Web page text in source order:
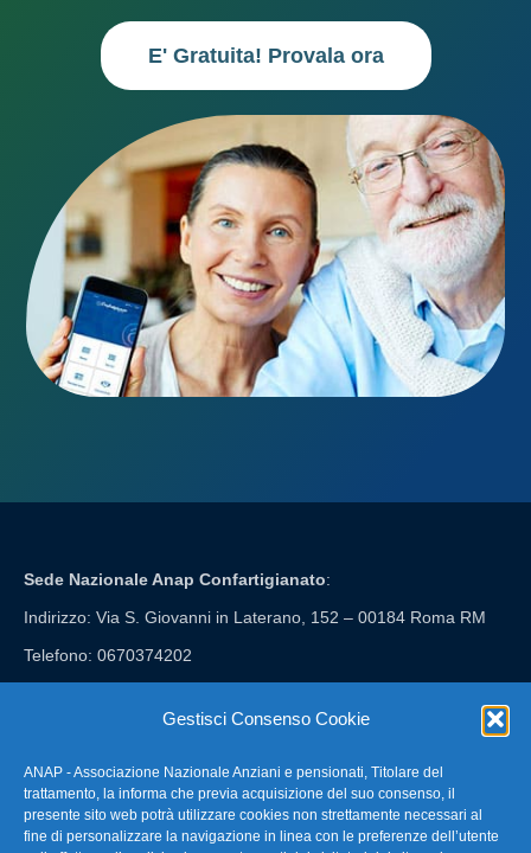
Gestisci Consenso Cookie
ANAP - Associazione Nazionale Anziani e pensionati, Titolare del
trattamento, la informa che previa acquisizione del suo consenso, il
presente sito web potrà utilizzare cookies non strettamente necessari al
fine di personalizzare la navigazione in linea con le preferenze dell’utente
E' Gratuita! Provala ora
Sede Nazionale Anap Confartigianato:
Indirizzo: Via S. Giovanni in Laterano, 152 – 00184 Roma RM
Telefono: 0670374202
FAQ – Domande Frequenti
La nostra Newsletter